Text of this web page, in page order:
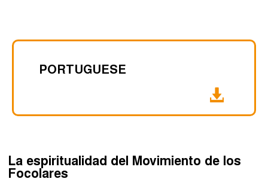
PORTUGUESE
La espiritualidad del Movimiento de los
Focolares